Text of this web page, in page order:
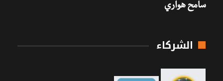
سامح هواري
الشركاء